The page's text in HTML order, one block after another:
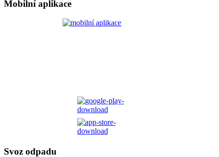
Mobilní aplikace
Svoz odpadu